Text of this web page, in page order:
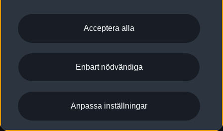
2G/3G nätet stängs ned - Hur påverkas min bil av detta?
Nyhetsbrev
Vårt hållbarhetsarbete
Lediga tjänster huvudkontor
Lediga tjänster hos Audi Återförsäljare
Kommentar till mediauppgifter om dataläcka
Anpassa inställningar för cookies
Visselblåsarkanaler
Acceptera alla
Enbart nödvändiga
Anpassa inställningar